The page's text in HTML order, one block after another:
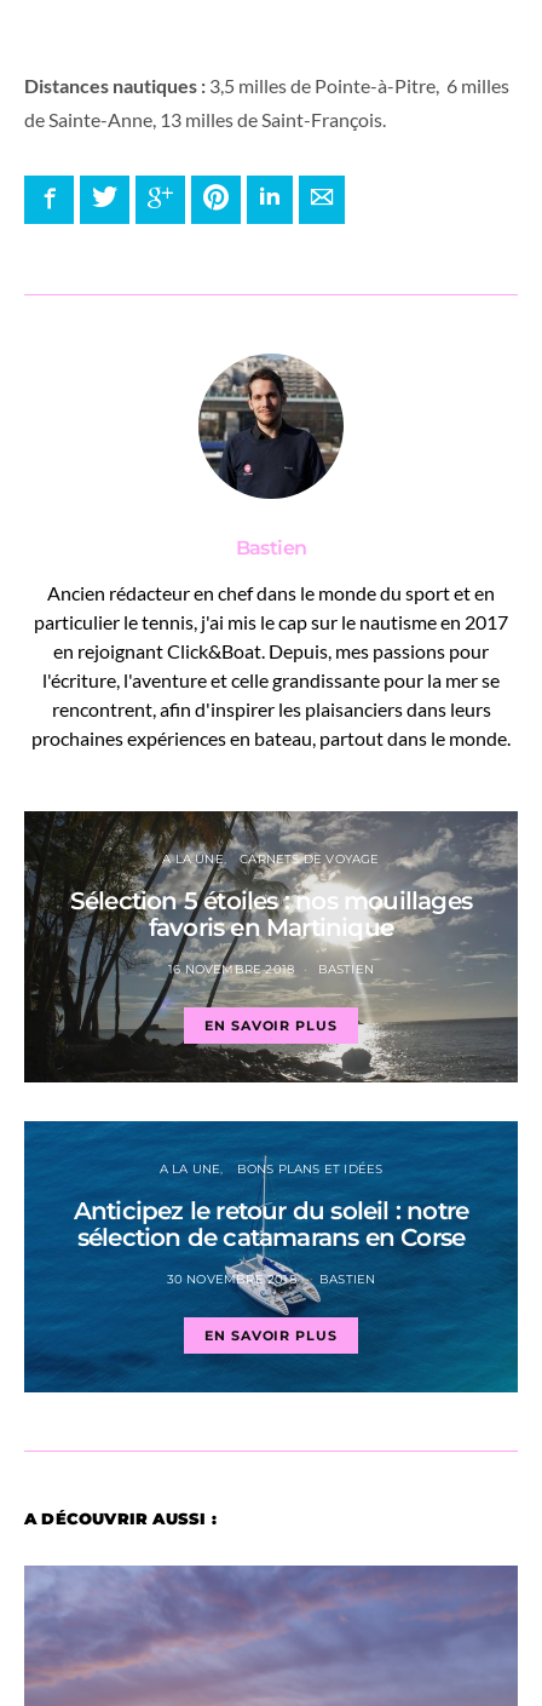
Distances nautiques : 3,5 milles de Pointe-à-Pitre, 6 milles
de Sainte-Anne, 13 milles de Saint-François.
FacebookTwitter Google+ PinterestLinkedInE-mail
Bastien
Ancien rédacteur en chef dans le monde du sport et en
particulier le tennis, j'ai mis le cap sur le nautisme en 2017
en rejoignant Click&Boat. Depuis, mes passions pour
l'écriture, l'aventure et celle grandissante pour la mer se
rencontrent, afin d'inspirer les plaisanciers dans leurs
prochaines expériences en bateau, partout dans le monde.
A LA UNE CARNETS DE VOYAGE
Sélection 5 étoiles : nos mouillages
favoris en Martinique
16 NOVEMBRE 2018 BASTIEN
EN SAVOIR PLUS
A LA UNE BONS PLANS ET IDÉES
Anticipez le retour du soleil : notre
sélection de catamarans en Corse
30 NOVEMBRE 2018 BASTIEN
EN SAVOIR PLUS
A DÉCOUVRIR AUSSI :